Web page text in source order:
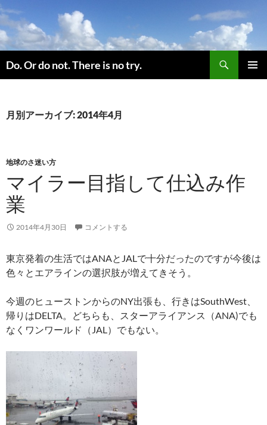
コ
ン
テ
ン
ツ
へ
ッ
Do. Or do not. There is no try.
索
月別アーカイブ: 2014年4月
地球のさ迷い方
マイラー目指して仕込み作
業
2014年4月30日 コメントする
東京発着の生活ではANAとJALで十分だったのですが今後は
色々とエアラインの選択肢が増えてきそう。
今週のヒューストンからのNY出張も、行きはSouthWest、
帰りはDELTA。どちらも、スターアライアンス（ANA)でも
なくワンワールド（JAL）でもない。